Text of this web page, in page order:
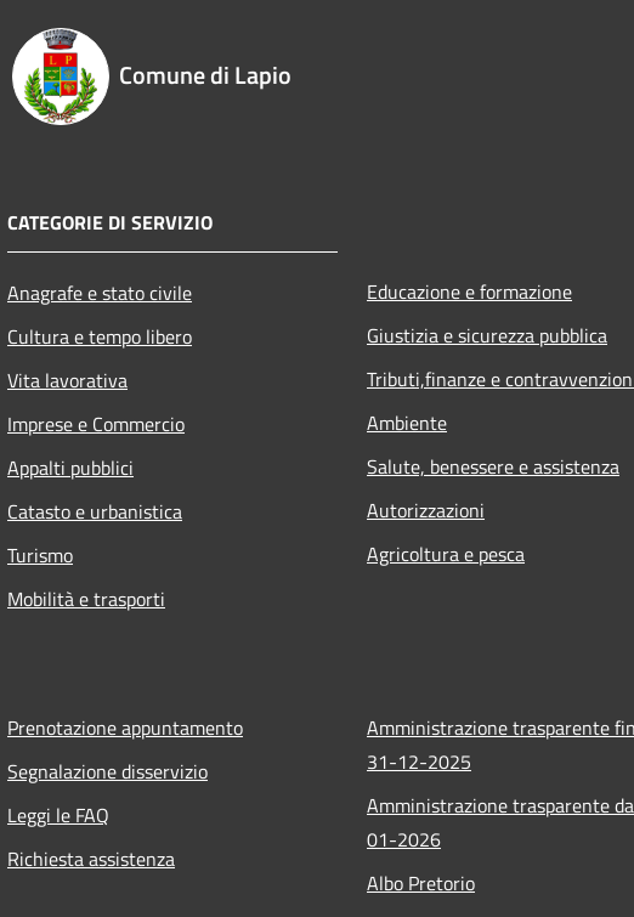
Comune di Lapio
CATEGORIE DI SERVIZIO
Anagrafe e stato civile
Cultura e tempo libero
Vita lavorativa
Imprese e Commercio
Appalti pubblici
Catasto e urbanistica
Turismo
Mobilità e trasporti
Educazione e formazione
Giustizia e sicurezza pubblica
Tributi,finanze e
Ambiente
Salute, benessere e assistenza
Autorizzazioni
Agricoltura e pesca
Prenotazione appuntamento
Segnalazione disservizio
Leggi le FAQ
Richiesta assistenza
Amministrazione trasparente
31-12-2025
Amministrazione trasparente
01-2026
Albo Pretorio